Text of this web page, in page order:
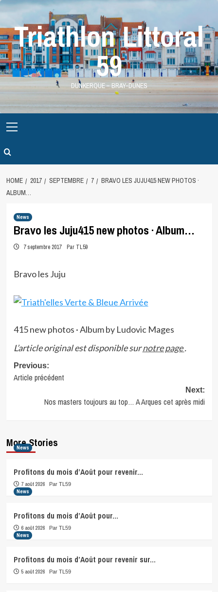
Skip
contentTriathlon Littoral
59
DUNKERQUE – BRAY-DUNES
Menu
HOME 2017 SEPTEMBRE 7
BRAVO LES JUJU415 NEW PHOTOS ·
ALBUM…
News
Bravo les Juju415 new photos · Album…
7 septembre 2017 Par TL59
Bravo les Juju
415 new photos · Album by Ludovic Mages
L’article original est disponible surnotre page.
Post
navigation
Previous:
Article précédent
Next:
Nos masters toujours au top… A Arques cet après midi
More Stories
News
Profitons du mois d’Août pour revenir…
7 août 2026 Par TL59
News
Profitons du mois d’Août pour…
6 août 2026 Par TL59
News
Profitons du mois d’Août pour revenir sur…
5 août 2026 Par TL59